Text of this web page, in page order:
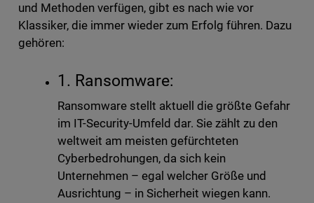
und Methoden verfügen, gibt es nach wie vor
Klassiker, die immer wieder zum Erfolg führen. Dazu
gehören:
1. Ransomware:
Ransomware stellt aktuell die größte Gefahr
im IT-Security-Umfeld dar. Sie zählt zu den
weltweit am meisten gefürchteten
Cyberbedrohungen, da sich kein
Unternehmen – egal welcher Größe und
Ausrichtung – in Sicherheit wiegen kann.